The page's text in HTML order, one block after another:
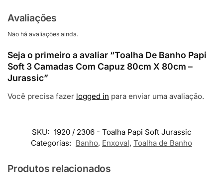
Avaliações
Não há avaliações ainda.
Seja o primeiro a avaliar “Toalha De Banho Papi
Soft 3 Camadas Com Capuz 80cm X 80cm –
Jurassic”
Você precisa fazer logged in para enviar uma avaliação.
SKU: 1920 / 2306 - Toalha Papi Soft Jurassic
Categorias: Banho, Enxoval, Toalha de Banho
Produtos relacionados